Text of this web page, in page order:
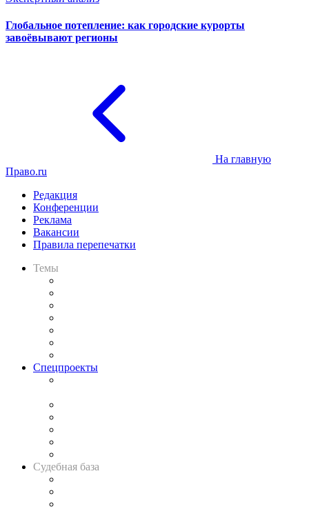
Глобальное потепление: как городские курорты
завоёвывают регионы
На главную
Право.ru
Редакция
Конференции
Реклама
Вакансии
Правила перепечатки
Темы
Спецпроекты
Судебная база